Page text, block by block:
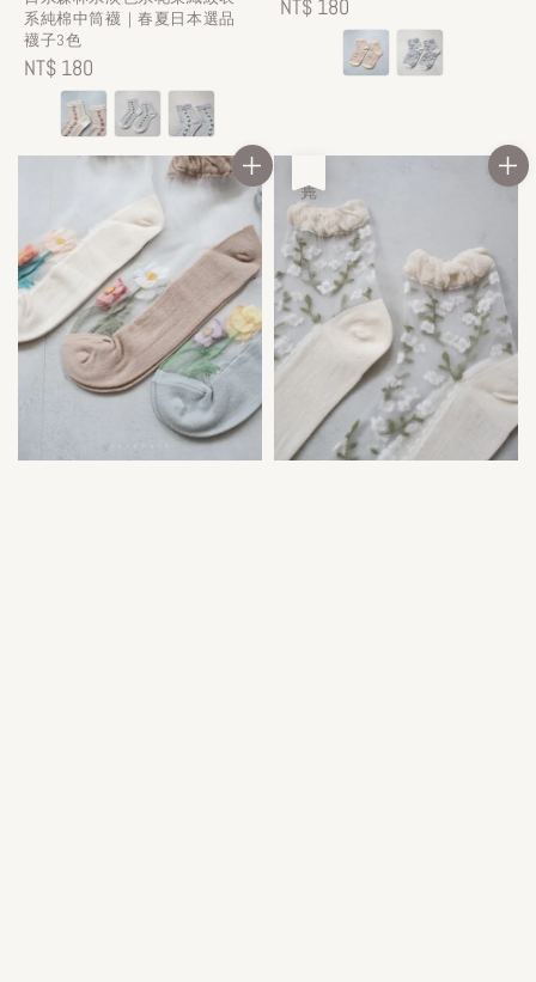
系純棉中筒襪｜春夏日本選品
襪子3色
Regular
price
NT$ 180
Regular
NT$ 180